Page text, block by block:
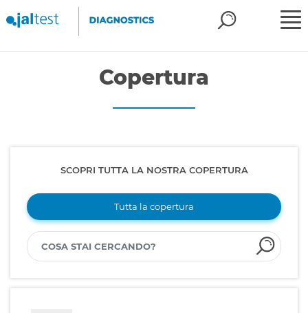
Copertura
SCOPRI TUTTA LA NOSTRA COPERTURA
Tutta la copertura